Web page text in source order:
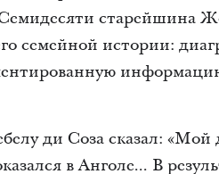
старейшина
семейной истории:
ди Соза сказал:
в Анголе... В